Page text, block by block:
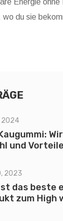
Energie
wo du sie
2024
und Vorteile
2023
das beste
zum High